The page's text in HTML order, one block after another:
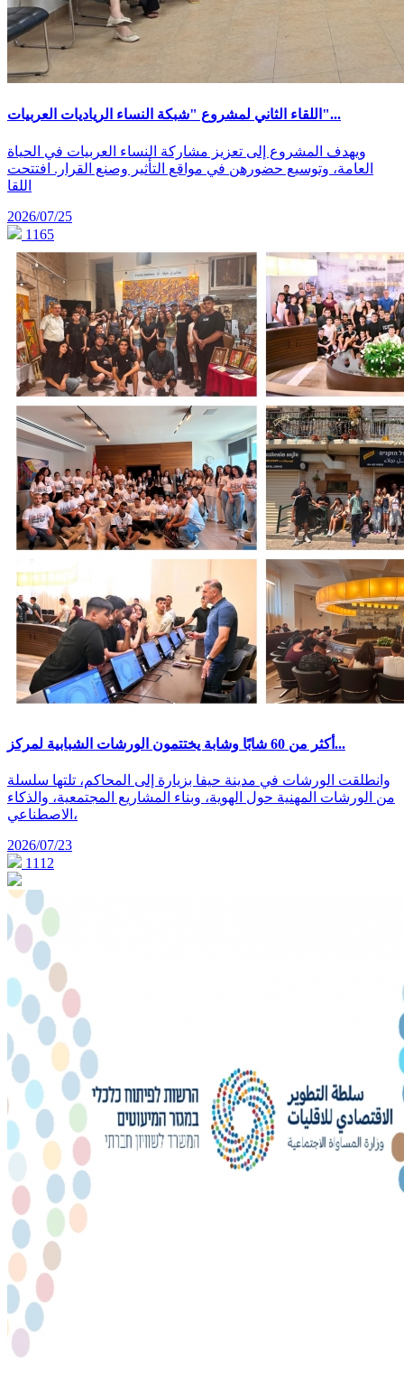
اللقاء الثاني لمشروع "شبكة النساء الرياديات العربيات"...
ويهدف المشروع إلى تعزيز مشاركة النساء العربيات في الحياة
العامة، وتوسيع حضورهن في مواقع التأثير وصنع القرار. افتتحت
اللقا
2026/07/25
1165
أكثر من 60 شابًا وشابة يختتمون الورشات الشبابية لمركز...
وانطلقت الورشات في مدينة حيفا بزيارة إلى المحاكم، تلتها سلسلة
من الورشات المهنية حول الهوية، وبناء المشاريع المجتمعية، والذكاء
الاصطناعي،
2026/07/23
1112